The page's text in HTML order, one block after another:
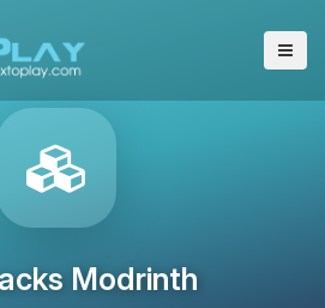
Modrinth